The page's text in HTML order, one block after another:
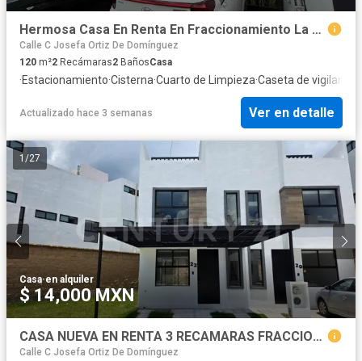
Hermosa Casa En Renta En Fraccionamiento La Antigua Cementera
Calle C Josefa Ortiz De Domínguez
120 m²2 Recámaras2 BañosCasa
·Estacionamiento·Cisterna·Cuarto de Limpieza·Caseta de vigilancia
Actualizado hace 3 semanas Ver en detalle
1 /27
Casa·en alquiler
$ 14,000 MXN
CASA NUEVA EN RENTA 3 RECAMARAS FRACCIONAMIENTO ELEMENTO
Calle C Josefa Ortiz De Domínguez